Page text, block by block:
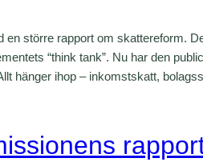
en större rapport om skattereform.
“think tank”. Nu har den
hänger ihop – inkomstskatt,